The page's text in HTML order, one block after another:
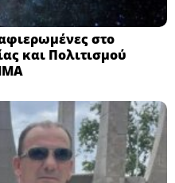
στο
και Πολιτισμού